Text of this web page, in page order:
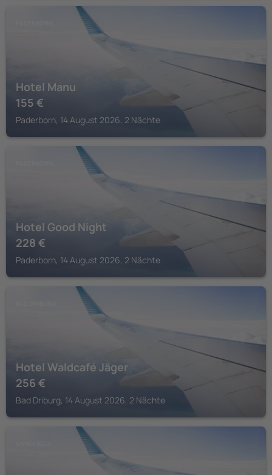
Hotel Manu
155 €
Paderborn, 14 August 2026, 2 Nächte
Hotel Good Night
228 €
Paderborn, 14 August 2026, 2 Nächte
Hotel Waldcafé Jäger
256 €
Bad Driburg, 14 August 2026, 2 Nächte